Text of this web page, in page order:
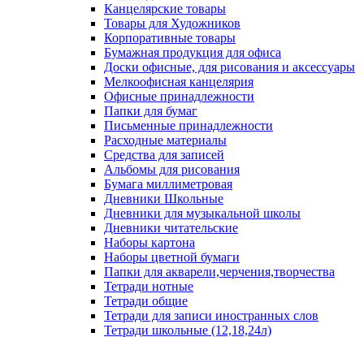
Канцелярские товары
Товары для Художников
Корпоративные товары
Бумажная продукция для офиса
Доски офисные, для рисования и аксессуары
Мелкоофисная канцелярия
Офисные принадлежности
Папки для бумаг
Письменные принадлежности
Расходные материалы
Средства для записей
Альбомы для рисования
Бумага миллиметровая
Дневники Школьные
Дневники для музыкальной школы
Дневники читательские
Наборы картона
Наборы цветной бумаги
Папки для акварели,черчения,творчества
Тетради нотные
Тетради общие
Тетради для записи иностранных слов
Тетради школьные (12,18,24л)